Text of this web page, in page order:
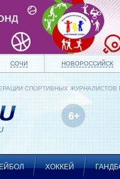
СОЧИ НОВОРОССИЙСК
СПОРТИВНЫХ ЖУРНАЛИСТОВ
ХОККЕЙ